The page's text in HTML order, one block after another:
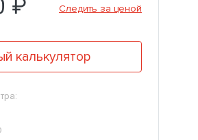
₽ Следить за ценой
калькулятор